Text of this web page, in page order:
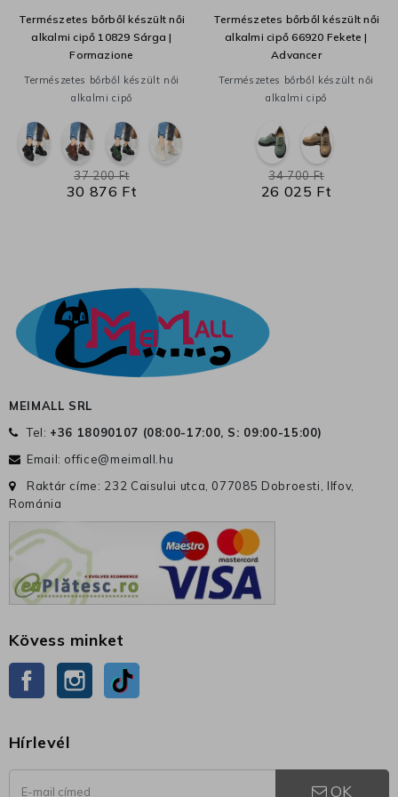
Természetes bőrből készült női
alkalmi cipő 10829 Sárga |
Formazione
Természetes bőrből készült női
alkalmi cipő
30 876 Ft
37 200 Ft
Természetes bőrből készült női
alkalmi cipő 66920 Fekete |
Advancer
Természetes bőrből készült női
alkalmi cipő
26 025 Ft
34 700 Ft
MEIMALL SRL
Tel: +36 18090107 (08:00-17:00, S: 09:00-15:00)
Email: office@meimall.hu
Raktár címe: 232 Caisului utca, 077085 Dobroesti, Ilfov,
Románia
Kövess minket
Facebook Instagram
Hírlevél
OK